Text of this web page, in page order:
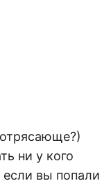
ни у кого
вы попали